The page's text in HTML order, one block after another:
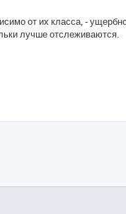
от их класса, -
лучше отслеживаются.